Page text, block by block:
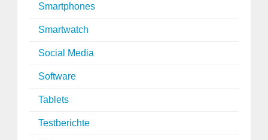
Smartphones
Smartwatch
Social Media
Software
Tablets
Testberichte